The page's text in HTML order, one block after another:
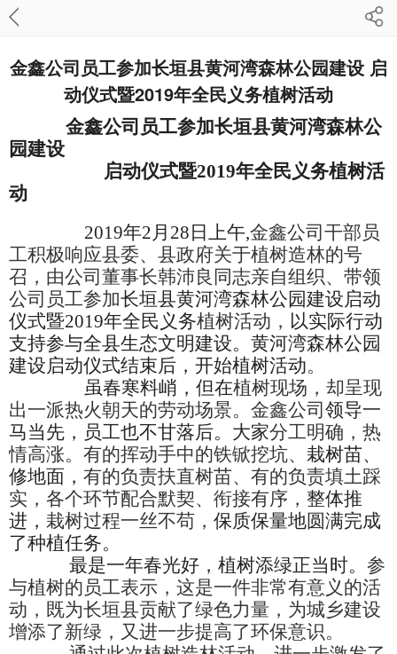
金鑫公司员工参加长垣县黄河湾森林公园建设 启
动仪式暨2019年全民义务植树活动
金鑫公司员工参加长垣县黄河湾森林公
园建设
启动仪式暨2019年全民义务植树活
动
2019年2月28日上午,金鑫公司 干部 员
工积极响应县委、县政府关于植树造林的号
召，由公司董事长韩沛良同志亲自组织、带领
公司员工参加长垣县黄河湾森林公园建设启动
仪式暨2019年全民义务植树活动， 以实际行动
支持参与全县生态文明建设。 黄河湾森林公园
建设启动仪式结束后，开始植树活动。
虽春寒料峭 ，但在植树现场 ，却呈现
出一派热火朝天的劳动场景。金鑫公司 领导一
马当先， 员工也不甘落后。 大家分工明确，热
情高涨。 有的挥动手中的铁锨挖坑、 栽树苗、
修地面， 有的负责扶直树苗、有的负责填土踩
实，各个环节配合默契、衔接有序， 整体推
进， 栽树过程一丝不苟 ， 保质保量地圆满完成
了种植任务。
最是一年春光好，植树添绿正当时。 参
与植树的员工表示，这是一件非常有意义的活
动，既为长垣县贡献了绿色力量，为城乡建设
增添了新绿 ， 又进一步提高了环保意识。